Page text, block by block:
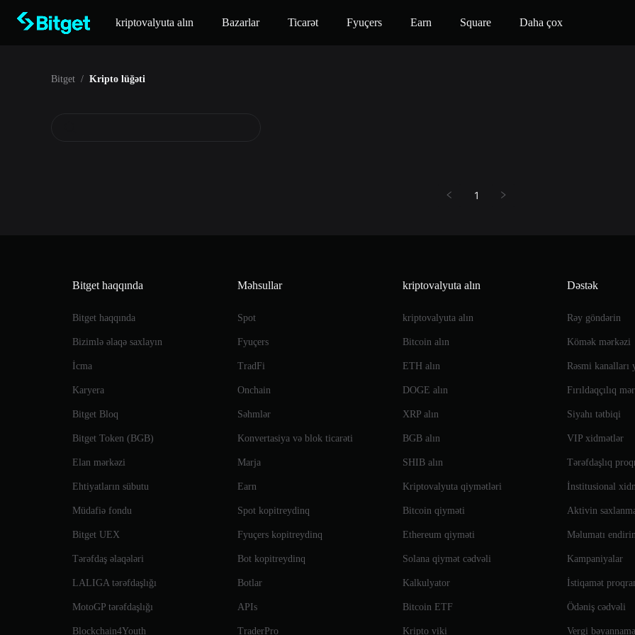
kriptovalyuta alın Bazarlar Ticarət Fyuçers Earn Square Daha çox
Bitget / Kripto lüğəti
1
Bitget haqqında
Bitget haqqında
Bizimlə əlaqə saxlayın
İcma
Karyera
Bitget Bloq
Bitget Token (BGB)
Elan mərkəzi
Ehtiyatların sübutu
Müdafiə fondu
Bitget UEX
Tərəfdaş əlaqələri
LALIGA tərəfdaşlığı
MotoGP tərəfdaşlığı
Blockchain4Youth
Məhsullar
Spot
Fyuçers
TradFi
Onchain
Səhmlər
Konvertasiya və blok ticarəti
Marja
Earn
Spot kopitreydinq
Fyuçers kopitreydinq
Bot kopitreydinq
Botlar
APIs
TraderPro
kriptovalyuta alın
kriptovalyuta alın
Bitcoin alın
ETH alın
DOGE alın
XRP alın
BGB alın
SHIB alın
Kriptovalyuta qiymətləri
Bitcoin qiyməti
Ethereum qiyməti
Solana qiymət cədvəli
Kalkulyator
Bitcoin ETF
Kripto viki
Dəstək
Rəy göndərin
Kömək mərkəzi
Rəsmi kanalları
Fırıldaqçılıq
Siyahı tətbiqi
VIP xidmətlər
Tərəfdaşlıq
İnstitusional
Aktivin
Məlumatı
Kampaniyalar
İstiqamət
Ödəniş cədvəli
Vergi